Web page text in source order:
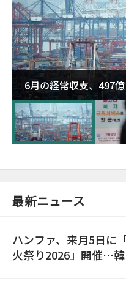
6月の経常収支、497
が初の1000億ドル突破
最新ニュース
ハンファ、来月5日に
火祭り2026」開催…